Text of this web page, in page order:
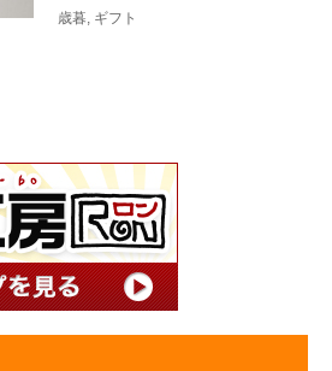
歳暮 ギフト